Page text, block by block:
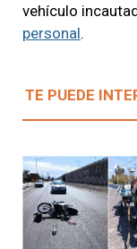
vehículo
personal.
TE PUEDE